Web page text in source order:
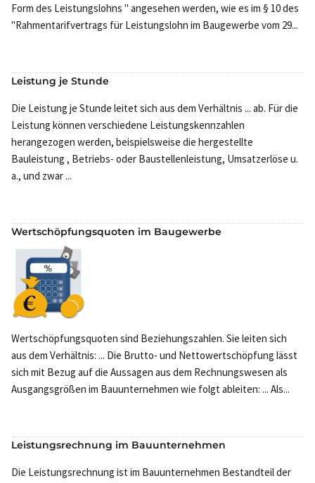
Form des Leistungslohns " angesehen werden, wie es im § 10 des
"Rahmentarifvertrags für Leistungslohn im Baugewerbe vom 29...
Leistung je Stunde
Die Leistung je Stunde leitet sich aus dem Verhältnis ... ab. Für die
Leistung können verschiedene Leistungskennzahlen
herangezogen werden, beispielsweise die hergestellte
Bauleistung , Betriebs- oder Baustellenleistung, Umsatzerlöse u.
a., und zwar ...
Wertschöpfungsquoten im Baugewerbe
Wertschöpfungsquoten sind Beziehungszahlen. Sie leiten sich
aus dem Verhältnis: ... Die Brutto- und Nettowertschöpfung lässt
sich mit Bezug auf die Aussagen aus dem Rechnungswesen als
Ausgangsgrößen im Bauunternehmen wie folgt ableiten: ... Als...
Leistungsrechnung im Bauunternehmen
Die Leistungsrechnung ist im Bauunternehmen Bestandteil der